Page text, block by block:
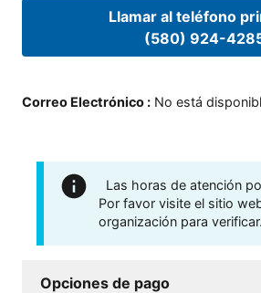
Llamar al teléfono
(580) 924-
Correo Electrónico : No está
Las horas de atención
Por favor visite el sitio
organización para verificar.
Opciones de pago